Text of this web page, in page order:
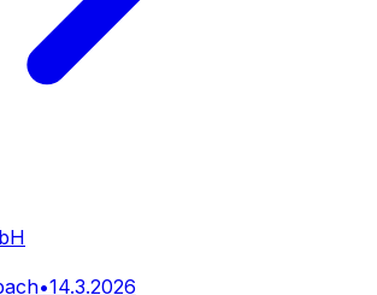
•14.3.2026